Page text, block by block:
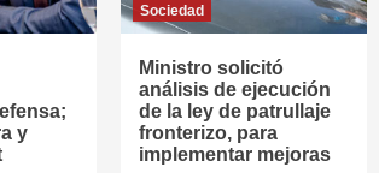
y
Sociedad
Ministro solicitó
análisis de ejecución
de la ley de patrullaje
fronterizo, para
implementar mejoras